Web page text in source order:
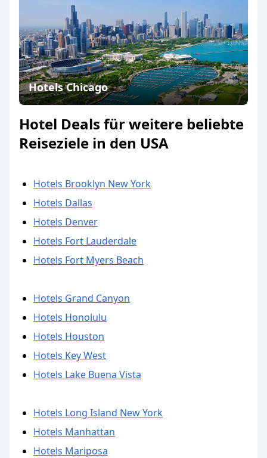
Hotels Chicago
Hotel Deals für weitere beliebte
Reiseziele in den USA
Hotels Brooklyn New York
Hotels Dallas
Hotels Denver
Hotels Fort Lauderdale
Hotels Fort Myers Beach
Hotels Grand Canyon
Hotels Honolulu
Hotels Houston
Hotels Key West
Hotels Lake Buena Vista
Hotels Long Island New York
Hotels Manhattan
Hotels Mariposa